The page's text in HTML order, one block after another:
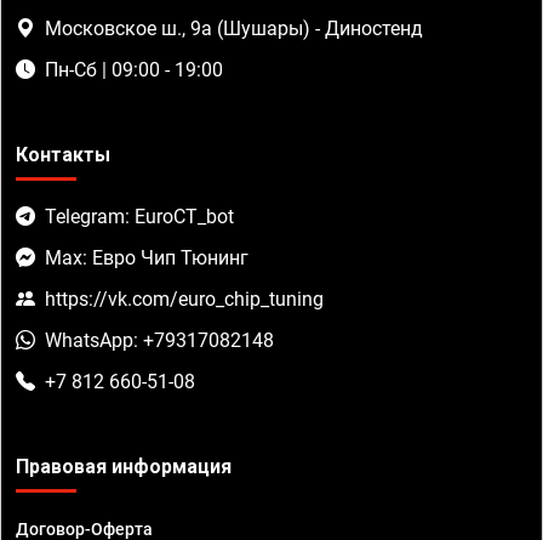
Московское ш., 9а (Шушары) - Диностенд
Пн-Сб | 09:00 - 19:00
Контакты
Telegram: EuroCT_bot
Max: Евро Чип Тюнинг
https://vk.com/euro_chip_tuning
WhatsApp: +79317082148
+7 812 660-51-08
Правовая информация
Договор-Оферта